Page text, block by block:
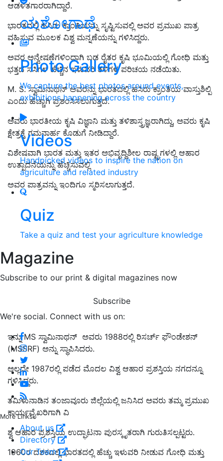
ಯಶೋಗಾಥೆ
Photo Gallery
We capture the best photos around events,
exhibitions happening across the country
Videos
Handpicked videos to inspire the nation on
agriculture and related industry
Quiz
Take a quiz and test your agriculture knowledge
Magazine
Subscribe to our print & digital magazines now
Subscribe
We're social. Connect with us on:
More Links
About us
Directory
Our Team
ಆಡಳಿತಗಾರರಾಗಿದ್ದಾರೆ.
ಭಾರತದಲ್ಲಿ ಹಸಿರು ಕ್ರಾಂತಿಯನ್ನು ಸೃಷ್ಟಿಸುವಲ್ಲಿ ಅವರ ಪ್ರಮುಖ ಪಾತ್ರ
ವಹಿಸುವ ಮೂಲಕ ವಿಶ್ವ ಮನ್ನಣೆಯನ್ನು ಗಳಿಸಿದ್ದರು.
ಅವರ ಅನ್ವೇಷಣೆಗಳಿಂದಾಗಿ ಬಡ ರೈತರ ಕೃಷಿ ಭೂಮಿಯಲ್ಲಿ ಗೋಧಿ ಮತ್ತು
ಭತ್ತದ ಸಸಿಗಳ ಹೆಚ್ಚಿನ ಇಳುವರಿ ತಳಿಗಳ ಪರಿಚಯ ನಡೆಯಿತು.
M. S. ಸ್ವಾಮಿನಾಥನ್ ಅವರನ್ನು ಭಾರತದಲ್ಲಿ ಹಸಿರು ಕ್ರಾಂತಿಯ ವಾಸ್ತುಶಿಲ್ಪಿ
ಎಂದು ಹೆಚ್ಚಾಗಿ ಪ್ರಶಂಸಿಸಲಾಗುತ್ತದೆ.
ಅವರು ಭಾರತೀಯ ಕೃಷಿ ವಿಜ್ಞಾನಿ ಮತ್ತು ತಳಿಶಾಸ್ತ್ರಜ್ಞರಾಗಿದ್ದು, ಅವರು ಕೃಷಿ
ಕ್ಷೇತ್ರಕ್ಕೆ ಗಮನಾರ್ಹ ಕೊಡುಗೆ ನೀಡಿದ್ದಾರೆ.
ವಿಶೇಷವಾಗಿ ಭಾರತ ಮತ್ತು ಇತರ ಅಭಿವೃದ್ಧಿಶೀಲ ರಾಷ್ಟ್ರಗಳಲ್ಲಿ ಆಹಾರ
ಉತ್ಪಾದನೆಯನ್ನು ಹೆಚ್ಚಿಸುವಲ್ಲಿ
ಅವರ ಪಾತ್ರವನ್ನು ಇಂದಿಗೂ ಸ್ಮರಿಸಲಾಗುತ್ತದೆ.
ಇನ್ನು MS ಸ್ವಾಮಿನಾಥನ್ ಅವರು 1988ರಲ್ಲಿ ರಿಸರ್ಚ್ ಫೌಂಡೇಶನ್
(MSSRF) ಅನ್ನು ಸ್ಥಾಪಿಸಿದರು.
ಅಲ್ಲದೇ 1987ರಲ್ಲಿ ಪಡೆದ ಮೊದಲ ವಿಶ್ವ ಆಹಾರ ಪ್ರಶಸ್ತಿಯ ನಗದನ್ನೂ
ಗಳಿಸಿದ್ದರು.
ತಮಿಳುನಾಡಿನ ತಂಜಾವೂರು ಜಿಲ್ಲೆಯಲ್ಲಿ ಜನಿಸಿದ ಅವರು ತಮ್ಮ ಪ್ರಮುಖ
ಕಾರ್ಯವೈಖರಿಗಾಗಿ ವಿ
ಶ್ವ ಆಹಾರ ಪ್ರಶಸ್ತಿಯ ಉದ್ಘಾಟನಾ ಪುರಸ್ಕೃತರಾಗಿ ಗುರುತಿಸಲ್ಪಟ್ಟರು.
1960ರ ದಶಕದಲ್ಲಿ ಭಾರತದಲ್ಲಿ ಹೆಚ್ಚು ಇಳುವರಿ ನೀಡುವ ಗೋಧಿ ಮತ್ತು